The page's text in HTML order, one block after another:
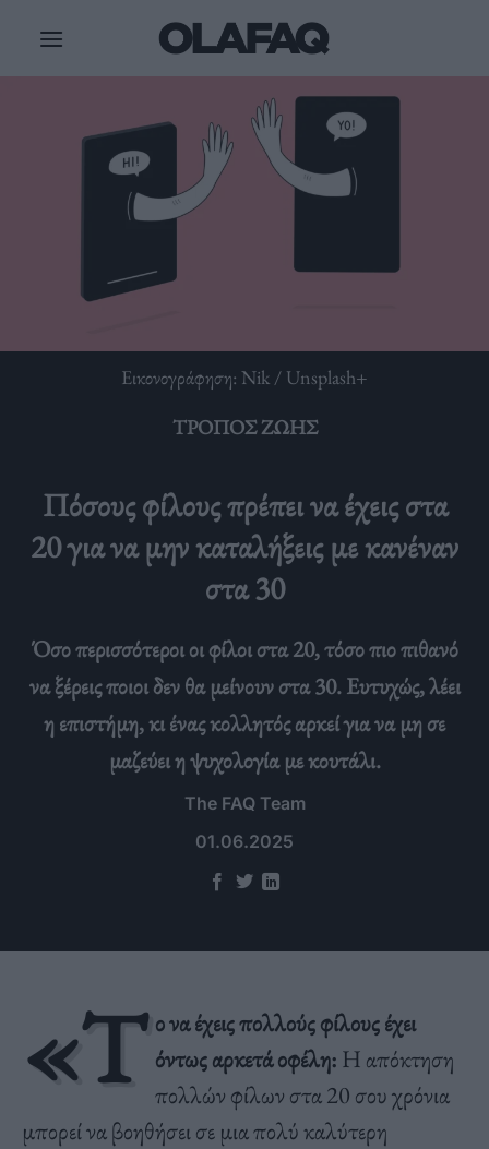
Εικονογράφηση: Nik / Unsplash+
ΤΡΌΠΟΣ ΖΩΉΣ
Πόσους φίλους πρέπει να έχεις στα
20 για να μην καταλήξεις με κανέναν
στα 30
Όσο περισσότεροι οι φίλοι στα 20, τόσο πιο πιθανό
να ξέρεις ποιοι δεν θα μείνουν στα 30. Ευτυχώς, λέει
η επιστήμη, κι ένας κολλητός αρκεί για να μη σε
μαζεύει η ψυχολογία με κουτάλι.
The FAQ Team
01.06.2025
«Τ ο να έχεις πολλούς φίλους έχει
όντως αρκετά οφέλη: Η απόκτηση
πολλών φίλων στα 20 σου χρόνια
μπορεί να βοηθήσει σε μια πολύ καλύτερη